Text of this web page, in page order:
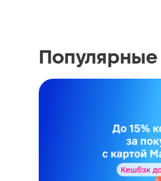
Популярные